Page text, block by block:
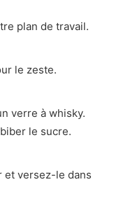
plan de travail.
le zeste.
verre à whisky.
le sucre.
et versez-le dans